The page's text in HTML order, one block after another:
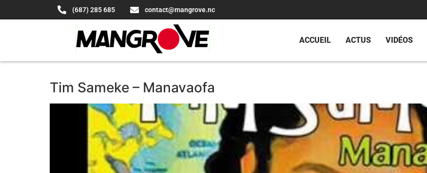
(687) 285 685 contact@mangrove.nc
ACCUEIL ACTUS VIDÉOS
Tim Sameke – Manavaofa